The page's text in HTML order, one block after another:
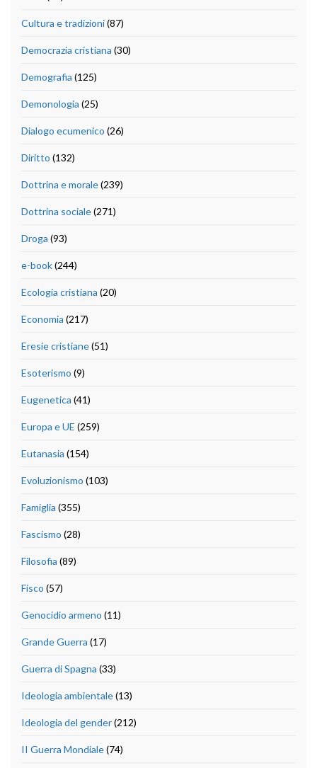
Cultura e tradizioni(87)
Democrazia cristiana (30)
Demografia (125)
Demonologia (25)
Dialogo ecumenico (26)
Diritto (132)
Dottrina e morale(239)
Dottrina sociale(271)
Droga (93)
e-book(244)
Ecologia cristiana (20)
Economia (217)
Eresie cristiane(51)
Esoterismo (9)
Eugenetica (41)
Europa e UE (259)
Eutanasia (154)
Evoluzionismo (103)
Famiglia (355)
Fascismo (28)
Filosofia (89)
Fisco (57)
Genocidio armeno (11)
Grande Guerra (17)
Guerra di Spagna (33)
Ideologia ambientale(13)
Ideologia del gender(212)
II Guerra Mondiale(74)